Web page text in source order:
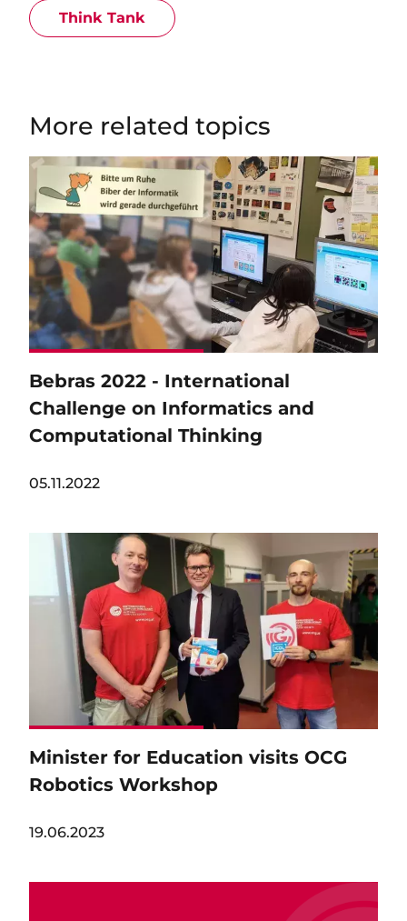
Think Tank
More related topics
Image
Bebras 2022 - International
Challenge on Informatics and
Computational Thinking
05.11.2022
Image
Minister for Education visits OCG
Robotics Workshop
19.06.2023